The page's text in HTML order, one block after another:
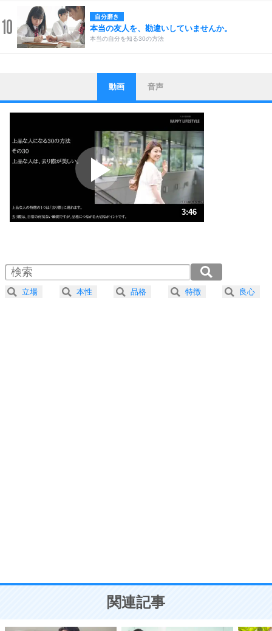
10 自分磨き
本当の友人を、勘違いしていませんか。
本当の自分を知る30の方法
1
ストレス対策
他人と比べない。
いっそのこと、他人を見ない。
いらいらしない人になる30の方法
プラス思考
ポジティブになれない原因は、行動しないから。
ポジティブ思考になる30の方法
ストレス対策
人生、なんとかなるもの。
気楽に生きる30の方法
4 器の大きい人は、怒りを優しさで表現する。
プラス思考
ことが大切。
動画 音声
3:46
2.0倍速 （442KB 1分53秒）
2.5倍速 （354KB 1分30秒）
3.0倍速 （295KB 1分15秒）
立場 本性 品格 特徴 良心
関連記事